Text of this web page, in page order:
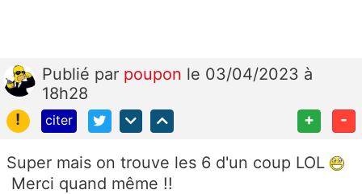
Publié par poupon le 03/04/2023 à
18h28
!
citer + -
Super mais on trouve les 6 d'un coup LOL
Merci quand même !!